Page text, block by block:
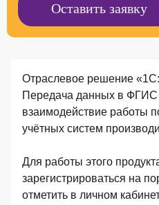
Оставить заявку
Отраслевое решение
Передача данных в
взаимодействие работы
учётных систем
Для работы этого
зарегистрироваться на
отметить в личном